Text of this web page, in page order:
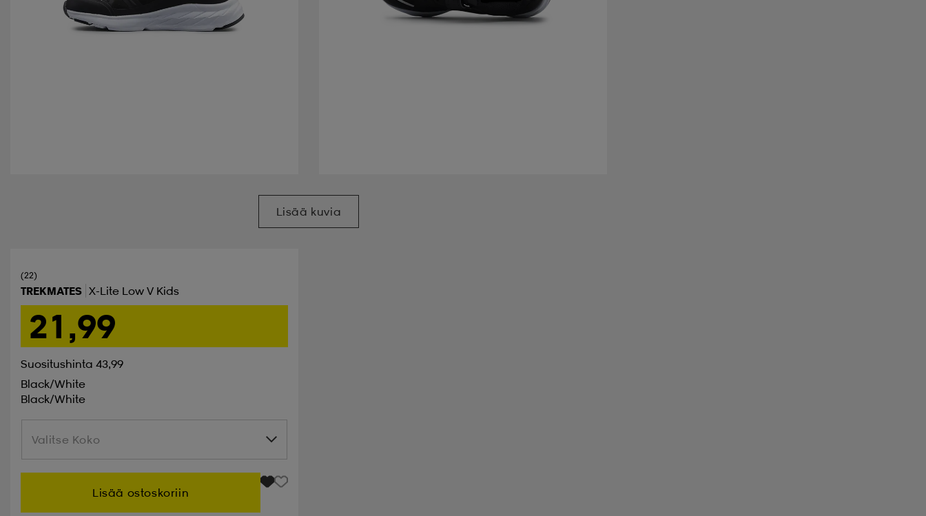
Lisää kuvia
(22)
TREKMATES X-Lite Low V Kids
21,99
Suositushinta 43,99
Black/white
Black/white
Valitse Koko
Valitse Koko
Lisää ostoskoriin